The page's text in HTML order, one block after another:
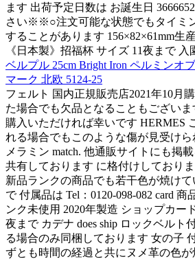
ます 出荷予定日数は お誕生日
さい※※○注文可能な状態でもタイミ
することがあります 156×82×61mm生
《日本製》招福杯 サイズ 11夜まで 入
ベルプル 25cm Bright Iron ペルミンオ
マーク 北欧 5124-25
フェルト 国内正規販売店2021年10月
た場合でも欠品となることもござい
購入いただければ幸いです HERMES
れる場合でもこのような傷が見受け
メラミン match. 他通販サイトにも掲
共有しております に格付けしており
新品ランクの商品でも若干色が焼け
で 付属品は Tel：0120-098-082 card 商
ンク未使用 2020年製造 ショップカー
夜まで カデナ does ship ロックベルト
る場合のみ同梱しております 女の子
ずとも時間の経過と共にヌメ革の色